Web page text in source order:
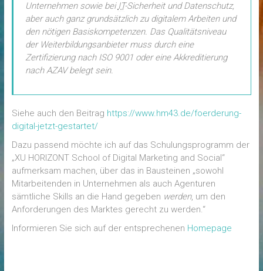
Unternehmen sowie beiIT-Sicherheit und Datenschutz,
aber auch ganz grundsätzlich zu digitalem Arbeiten und
den nötigen Basiskompetenzen. Das Qualitätsniveau
der Weiterbildungsanbieter muss durch eine
Zertifizierung nach ISO 9001 oder eine Akkreditierung
nach AZAV belegt sein.
Siehe auch den Beitrag https://www.hm43.de/foerderung-
digital-jetzt-gestartet/
Dazu passend möchte ich auf das Schulungsprogramm der
„XU HORIZONT School of Digital Marketing and Social“
aufmerksam machen, über das in Bausteinen „sowohl
Mitarbeitenden in Unternehmen als auch Agenturen
sämtliche Skills an die Hand gegeben werden, um den
Anforderungen des Marktes gerecht zu werden.“
Informieren Sie sich auf der entsprechenen Homepage